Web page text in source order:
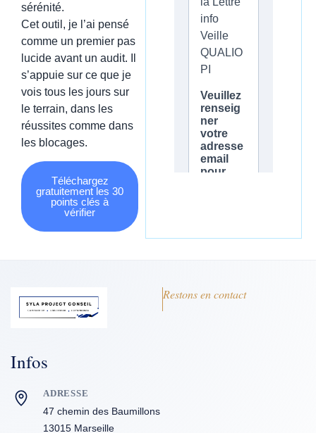
sérénité.
Cet outil, je l’ai pensé
comme un premier pas
lucide avant un audit. Il
s’appuie sur ce que je
vois tous les jours sur
le terrain, dans les
réussites comme dans
les blocages.
Téléchargez
gratuitement les 30
points clés à
vérifier
Restons en contact
Infos
ADRESSE
47 chemin des Baumillons
13015 Marseille